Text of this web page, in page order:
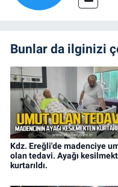
Bunlar da ilginizi
Kdz. Ereğli'de madenciye
olan tedavi. Ayağı
kurtarıldı.